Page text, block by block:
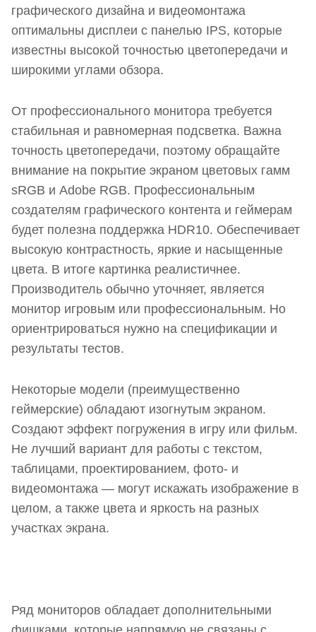
графического дизайна и видеомонтажа
оптимальны дисплеи с панелью IPS, которые
известны высокой точностью цветопередачи и
широкими углами обзора.
От профессионального монитора требуется
стабильная и равномерная подсветка. Важна
точность цветопередачи, поэтому обращайте
внимание на покрытие экраном цветовых гамм
sRGB и Adobe RGB. Профессиональным
создателям графического контента и геймерам
будет полезна поддержка HDR10. Обеспечивает
высокую контрастность, яркие и насыщенные
цвета. В итоге картинка реалистичнее.
Производитель обычно уточняет, является
монитор игровым или профессиональным. Но
ориентрироваться нужно на спецификации и
результаты тестов.
Некоторые модели (преимущественно
геймерские) обладают изогнутым экраном.
Создают эффект погружения в игру или фильм.
Не лучший вариант для работы с текстом,
таблицами, проектированием, фото- и
видеомонтажа — могут искажать изображение в
целом, а также цвета и яркость на разных
участках экрана.
Ряд мониторов обладает дополнительными